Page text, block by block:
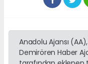
Anadolu Ajansı
Demirören Haber